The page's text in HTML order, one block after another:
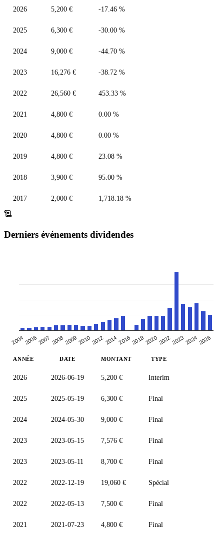
2026 5,200 € -17.46 %
2025 6,300 € -30.00 %
2024 9,000 € -44.70 %
2023 16,276 € -38.72 %
2022 26,560 € 453.33 %
2021 4,800 € 0.00 %
2020 4,800 € 0.00 %
2019 4,800 € 23.08 %
2018 3,900 € 95.00 %
2017 2,000 € 1,718.18 %
Derniers événements dividendes
200420062007 200820092010201220142016201820202022202320242026
ANNÉE DATE MONTANT TYPE
2026 2026-06-19 5,200 € Interim
2025 2025-05-19 6,300 € Final
2024 2024-05-30 9,000 € Final
2023 2023-05-15 7,576 € Final
2023 2023-05-11 8,700 € Final
2022 2022-12-19 19,060 € Spécial
2022 2022-05-13 7,500 € Final
2021 2021-07-23 4,800 € Final